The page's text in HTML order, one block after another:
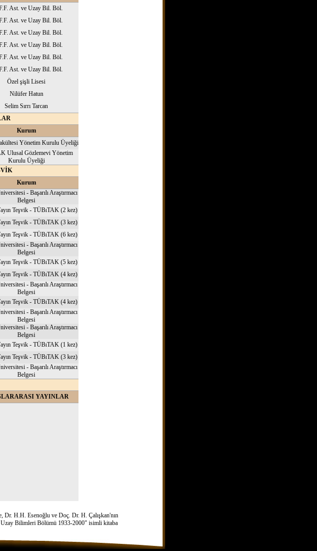
Ast. ve Uzay Bil. Böl.
Ast. ve Uzay Bil. Böl.
Ast. ve Uzay Bil. Böl.
Ast. ve Uzay Bil. Böl.
Ast. ve Uzay Bil. Böl.
Ast. ve Uzay Bil. Böl.
Özel şişli Lisesi
Nilüfer Hatun
Selim Sırrı Tarcan
Kurum
Yönetim Kurulu Üyeliği
Ulusal Gözlemevi Yönetim
Kurulu Üyeliği
Kurum
- Başarılı Araştırmacı
Belgesi
Teşvik - TÜBıTAK (2 kez)
Teşvik - TÜBıTAK (3 kez)
Teşvik - TÜBıTAK (6 kez)
- Başarılı Araştırmacı
Belgesi
Teşvik - TÜBıTAK (5 kez)
Teşvik - TÜBıTAK (4 kez)
- Başarılı Araştırmacı
Belgesi
Teşvik - TÜBıTAK (4 kez)
- Başarılı Araştırmacı
Belgesi
- Başarılı Araştırmacı
Belgesi
Teşvik - TÜBıTAK (1 kez)
Teşvik - TÜBıTAK (3 kez)
- Başarılı Araştırmacı
Belgesi
YAYINLAR
Dr. H.H. Esenoğlu ve Doç. Dr. H. Çalışkan'nın
Uzay Bilimleri Bölümü 1933-2000" isimli kitaba